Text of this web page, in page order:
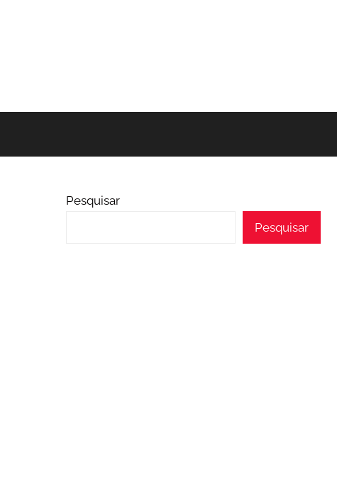
Pesquisar
Pesquisar